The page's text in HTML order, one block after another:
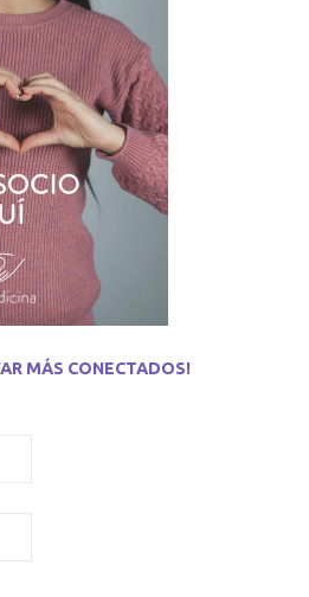
MÁS CONECTADOS!